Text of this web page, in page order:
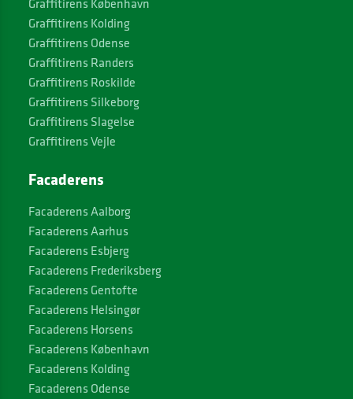
Graffitirens København
Graffitirens Kolding
Graffitirens Odense
Graffitirens Randers
Graffitirens Roskilde
Graffitirens Silkeborg
Graffitirens Slagelse
Graffitirens Vejle
Facaderens
Facaderens Aalborg
Facaderens Aarhus
Facaderens Esbjerg
Facaderens Frederiksberg
Facaderens Gentofte
Facaderens Helsingør
Facaderens Horsens
Facaderens København
Facaderens Kolding
Facaderens Odense